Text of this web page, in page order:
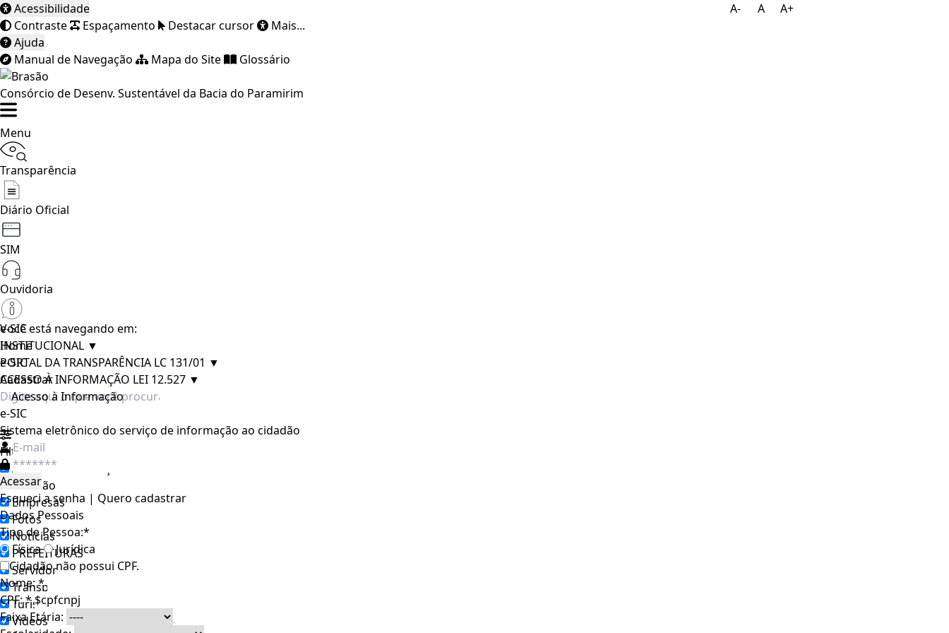
A- A A+
Acessibilidade
Contraste
Espaçamento Destacar cursor
Mais...
Ajuda
Manual de Navegação
Mapa do Site Glossário
Consórcio de Desenv. Sustentável da Bacia do Paramirim
Menu
Transparência
Diário Oficial
SIM
Ouvidoria
e-SIC
INSTITUCIONAL ▼
PORTAL DA TRANSPARÊNCIA LC 131/01 ▼
ACESSO À INFORMAÇÃO LEI 12.527 ▼
Filtrar por todos
Acesso à Informação
Cidadão
Empresas
Fotos
Notícias
PREFEITURAS
Servidor
Transparência
Turistas
Videos
Você está navegando em:
Home
e-SIC
Cadastrar
e-SIC
Sistema eletrônico do serviço de informação ao cidadão
Esqueci a senha | Quero cadastrar
Dados Pessoais
Tipo de Pessoa:*
Física Jurídica
Cidadão não possui CPF.
Nome:*
CPF: *
Faixa Etária: